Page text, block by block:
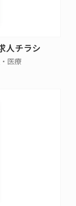
人チラシ
医療